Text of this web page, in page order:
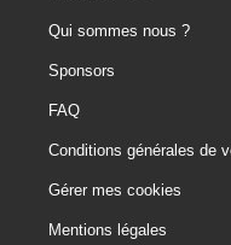
Qui sommes nous ?
Sponsors
FAQ
Conditions générales de
Gérer mes cookies
Mentions légales